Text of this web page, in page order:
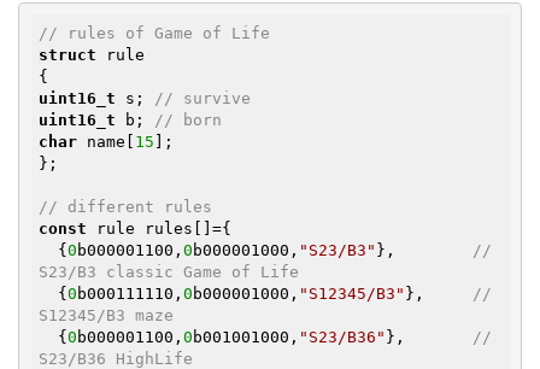
// rules of Game of Life
struct rule
uint16_t s;
// survive
uint16_t b;
// born
char name[ 15 ];
};
// different rules
const rule rules[]={
  {
0 b000001100, 0 b000001000, "S23/B3" },
//
S23/B3 classic Game of Life
  {
0 b000111110, 0 b000001000, "S12345/B3" },
//
S12345/B3 maze
  {
0 b000001100, 0 b001001000, "S23/B36" },
//
S23/B36 HighLife